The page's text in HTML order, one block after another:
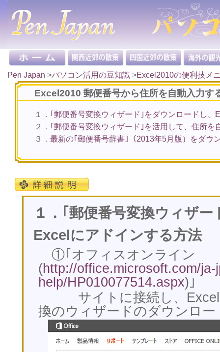
Pen Japan >パソコン活用の豆知識 >Excel2010の便利技メ
Excel2010 郵便番号から住所を自動入力す
１． ｢郵便番号変換ウィザード｣をダウンロードし、
２． ｢郵便番号変換ウィザード｣を活用して、住所を
３． 最新の｢郵便番号辞書｣（2013年5月版）をダウ
１．｢郵便番号変換ウィザ
Excelにアドインする方法
①｢オフィスオンライン
(http://office.microsoft.com/ja-
help/HP010077514.aspx)｣
サイトに接続し、Excel
換のウィザードのダウンロ